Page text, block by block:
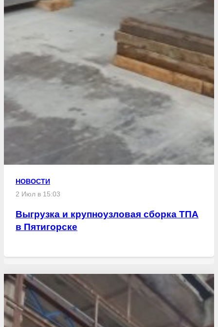
НОВОСТИ
2 Июл в 15:03
Выгрузка и крупноузловая сборка ТПА
в Пятигорске
Свежие статьи